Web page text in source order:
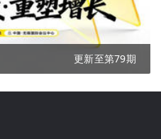
更新至第79期